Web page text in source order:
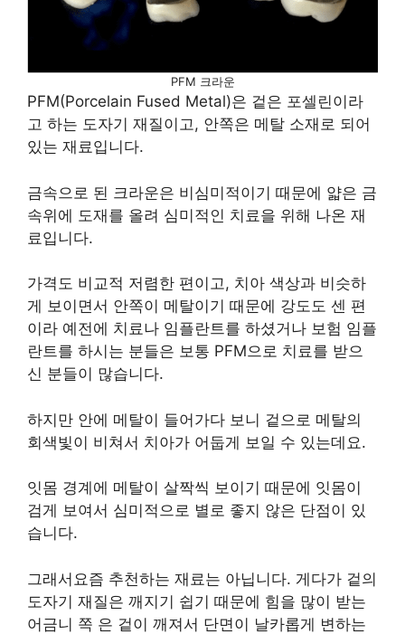
PFM 크라운
PFM(Porcelain Fused Metal)은 겉은 포셀린이라
고 하는 도자기 재질이고, 안쪽은 메탈 소재로 되어
있는 재료입니다.
금속으로 된 크라운은 비심미적이기 때문에 얇은 금
속위에 도재를 올려 심미적인 치료을 위해 나온 재
료입니다.
가격도 비교적 저렴한 편이고, 치아 색상과 비슷하
게 보이면서 안쪽이 메탈이기 때문에 강도도 센 편
이라 예전에 치료나 임플란트를 하셨거나 보험 임플
란트를 하시는 분들은 보통 PFM으로 치료를 받으
신 분들이 많습니다.
하지만 안에 메탈이 들어가다 보니 겉으로 메탈의
회색빛이 비쳐서 치아가 어둡게 보일 수 있는데요.
잇몸 경계에 메탈이 살짝씩 보이기 때문에 잇몸이
검게 보여서 심미적으로 별로 좋지 않은 단점이 있
습니다.
그래서요즘 추천하는 재료는 아닙니다. 게다가 겉의
도자기 재질은 깨지기 쉽기 때문에 힘을 많이 받는
어금니 쪽 은 겉이 깨져서 단면이 날카롭게 변하는